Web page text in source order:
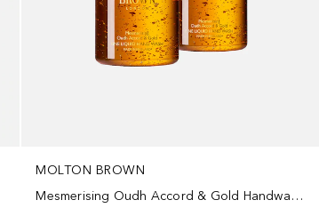
MOLTON BROWN
Mesmerising Oudh Accord & Gold Handwash Doppelpack (2er Set)